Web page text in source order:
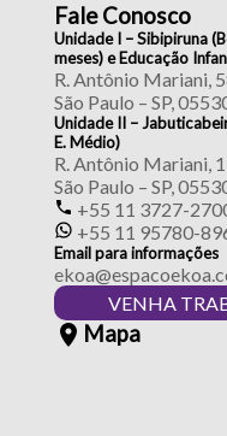
Fale Conosco
Unidade I – Sibipiruna
meses) e Educação
R. Antônio Mariani,
São Paulo – SP,
Unidade II –
E. Médio)
R. Antônio Mariani,
São Paulo – SP,
+55 11 3727-
+55 11 95780-
Email para informações
VENHA
Mapa